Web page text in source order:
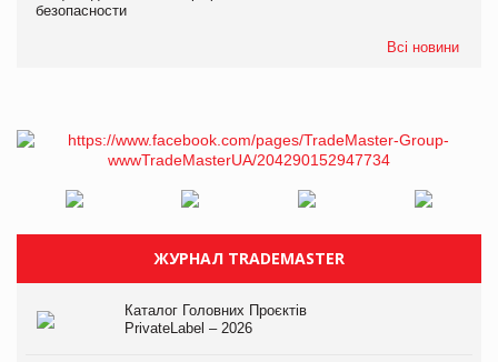
безопасности
Всі новини
ЖУРНАЛ TRADEMASTER
Каталог Головних Проєктів
PrivateLabel – 2026